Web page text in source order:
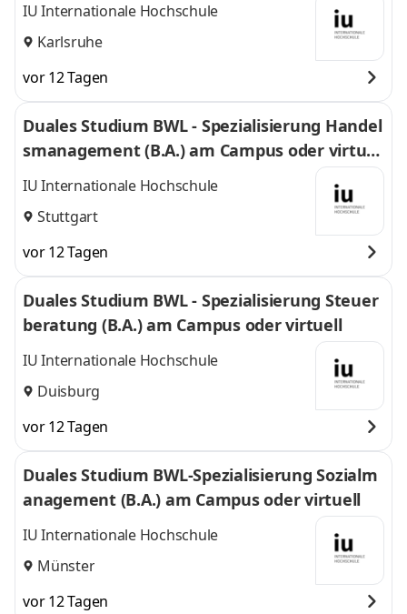
IU Internationale Hochschule
Karlsruhe
vor 12 Tagen
Duales Studium BWL - Spezialisierung Handel
smanagement (B.A.) am Campus oder virtuel
l
IU Internationale Hochschule
Stuttgart
vor 12 Tagen
Duales Studium BWL - Spezialisierung Steuer
beratung (B.A.) am Campus oder virtuell
IU Internationale Hochschule
Duisburg
vor 12 Tagen
Duales Studium BWL-Spezialisierung Sozialm
anagement (B.A.) am Campus oder virtuell
IU Internationale Hochschule
Münster
vor 12 Tagen